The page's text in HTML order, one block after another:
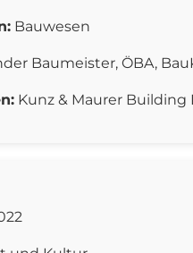
Bauwesen
Baumeister, ÖBA,
Kunz & Maurer Building